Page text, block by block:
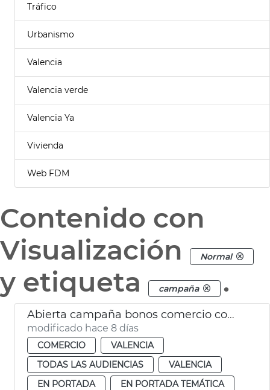
Tráfico
Urbanismo
Valencia
Valencia verde
Valencia Ya
Vivienda
Web FDM
Contenido con
Visualización
Normal
y etiqueta campaña .
Abierta campaña bonos comercio compra Galdós Giorgeta
modificado hace 8 días
COMERCIO
VALENCIA
TODAS LAS AUDIENCIAS
VALENCIA
EN PORTADA
EN PORTADA TEMÁTICA